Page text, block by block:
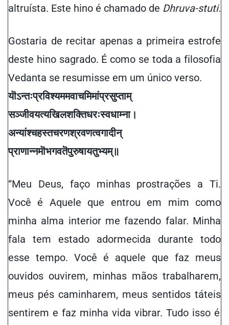
altruísta. Este hino é chamado de Dhruva-stuti.
Gostaria de recitar apenas a primeira estrofe
deste hino sagrado. É como se toda a filosofia
Vedanta se resumisse em um único verso.
यॊऽन्तःप्रविश्यममवाचमिमांप्रसुप्ताम्
सञ्जीवयत्यखिलशक्तिधरःस्वधाम्ना।
अन्यांश्चहस्तचरणश्रवणत्वगादीन्
प्राणान्नमॊभगवतॆपुरुषायतुभ्यम्॥
“Meu Deus, faço minhas prostrações a Ti.
Você é Aquele que entrou em mim como
minha alma interior me fazendo falar. Minha
fala tem estado adormecida durante todo
esse tempo. Você é aquele que faz meus
ouvidos ouvirem, minhas mãos trabalharem,
meus pés caminharem, meus sentidos táteis
sentirem e faz minha vida vibrar. Tudo isso é